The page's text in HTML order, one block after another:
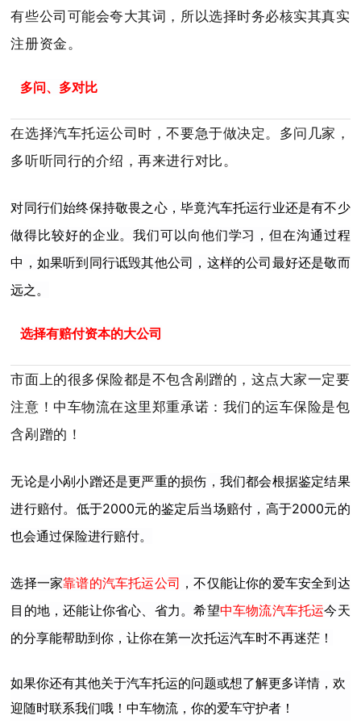
有些公司可能会夸大其词，所以选择时务必核实其真实
注册资金。
多问、多对比
在选择汽车托运公司时，不要急于做决定。 多问几家，
多听听同行的介绍，再来进行对比。
对同行们始终保持敬畏之心，毕竟汽车托运行业还是有不少
做得比较好的企业。我们可以向他们学习，但在沟通过程
中，如果听到同行诋毁其他公司，这样的公司最好还是敬而
远之。
选择有赔付资本的大公司
市面上的很多保险都是不包含剐蹭的，这点大家一定要
注意！ 中车物流在这里郑重承诺： 我们的运车保险是包
含剐蹭的！
无论是小剐小蹭还是更严重的损伤，我们都会根据鉴定结果
进行赔付。 低于2000元的鉴定后当场赔付，高于2000元的
也会通过保险进行赔付。
选择一家靠谱的汽车托运公司 ，不仅能让你的爱车安全到达
目的地，还能让你省心、省力。希望中车物流汽车托运今天
的分享能帮助到你，让你在第一次托运汽车时不再迷茫！
如果你还有其他关于汽车托运的问题或想了解更多详情，欢
迎随时联系我们哦！中车物流，你的爱车守护者！